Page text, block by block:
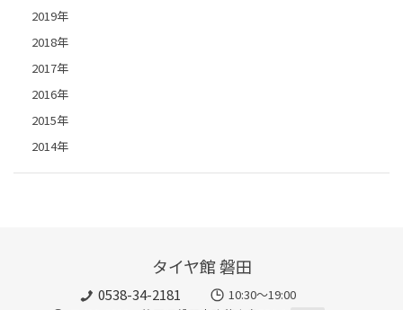
2019年
2018年
2017年
2016年
2015年
2014年
タイヤ館 磐田
0538-34-2181
10:30～19:00